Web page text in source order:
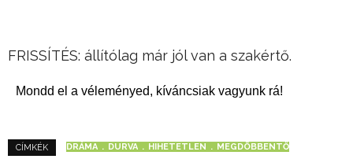
FRISSÍTÉS: állítólag már jól van a szakértő.
Mondd el a véleményed, kíváncsiak vagyunk rá!
CÍMKÉK DRÁMA DURVA HIHETETLEN MEGDÖBBENTŐ